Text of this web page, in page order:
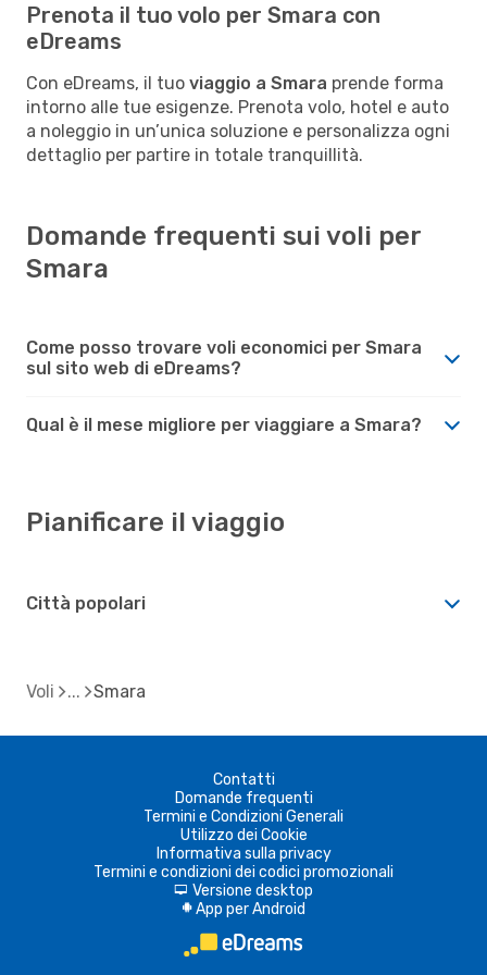
Prenota il tuo volo per Smara con
eDreams
Con eDreams, il tuo viaggio a Smara prende forma
intorno alle tue esigenze. Prenota volo, hotel e auto
a noleggio in un’unica soluzione e personalizza ogni
dettaglio per partire in totale tranquillità.
Domande frequenti sui voli per
Smara
Come posso trovare voli economici per Smara
sul sito web di eDreams?
Qual è il mese migliore per viaggiare a Smara?
Pianificare il viaggio
Città popolari
Voli Smara
Contatti
Domande frequenti
Termini e Condizioni Generali
Utilizzo dei Cookie
Informativa sulla privacy
Termini e condizioni dei codici promozionali
d Versione desktop
A App per Android